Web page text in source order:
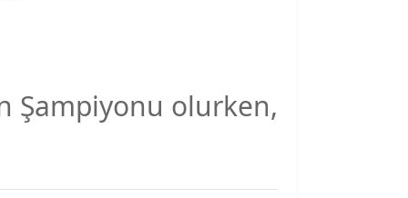
Şampiyonu olurken,